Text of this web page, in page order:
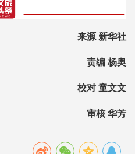
来源 新华社
责编 杨奥
校对 童文文
审核 华芳